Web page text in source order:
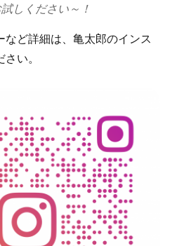
しください～！
など詳細は、亀太郎のインス
い。